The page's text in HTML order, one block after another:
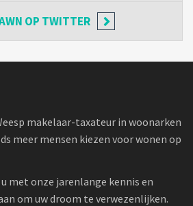
OP TWITTER
makelaar-taxateur in woonarken
meer mensen kiezen voor wonen op
met onze jarenlange kennis en
om uw droom te verwezenlijken.